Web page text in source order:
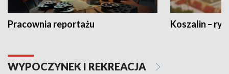
Pracownia reportażu Koszalin –
WYPOCZYNEK I REKREACJA